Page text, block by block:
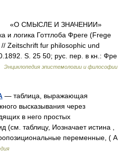
СМЫСЛЕ И ЗНАЧЕНИИ»
и логика Готтлоба Фреге (Frege
Zeitschrift fur philosophic und
S. 25 50; рус. пер. в кн.: Фре
Энциклопедия эпистемологии и философии
— таблица, выражающая
высказывания через
в него простых
(см. таблицу, Иозначает истина ,
переменные, ( А